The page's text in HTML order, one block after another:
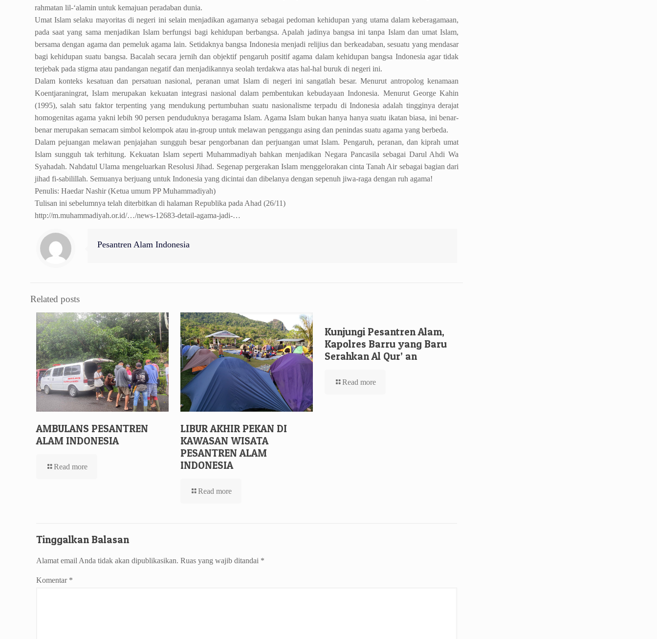
rahmatan lil-‘alamin untuk kemajuan peradaban dunia.
Umat Islam selaku mayoritas di negeri ini selain menjadikan agamanya sebagai pedoman kehidupan yang utama dalam keberagamaan,
pada saat yang sama menjadikan Islam berfungsi bagi kehidupan berbangsa. Apalah jadinya bangsa ini tanpa Islam dan umat Islam,
bersama dengan agama dan pemeluk agama lain. Setidaknya bangsa Indonesia menjadi relijius dan berkeadaban, sesuatu yang mendasar
bagi kehidupan suatu bangsa. Bacalah secara jernih dan objektif pengaruh positif agama dalam kehidupan bangsa Indonesia agar tidak
terjebak pada stigma atau pandangan negatif dan menjadikannya seolah terdakwa atas hal-hal buruk di negeri ini.
Dalam konteks kesatuan dan persatuan nasional, peranan umat Islam di negeri ini sangatlah besar. Menurut antropolog kenamaan
Koentjaraningrat, Islam merupakan kekuatan integrasi nasional dalam pembentukan kebudayaan Indonesia. Menurut George Kahin
(1995), salah satu faktor terpenting yang mendukung pertumbuhan suatu nasionalisme terpadu di Indonesia adalah tingginya derajat
homogenitas agama yakni lebih 90 persen penduduknya beragama Islam. Agama Islam bukan hanya hanya suatu ikatan biasa, ini benar-
benar merupakan semacam simbol kelompok atau in-group untuk melawan penggangu asing dan penindas suatu agama yang berbeda.
Dalam pejuangan melawan penjajahan sungguh besar pengorbanan dan perjuangan umat Islam. Pengaruh, peranan, dan kiprah umat
Islam sungguh tak terhitung. Kekuatan Islam seperti Muhammadiyah bahkan menjadikan Negara Pancasila sebagai Darul Ahdi Wa
Syahadah. Nahdatul Ulama mengeluarkan Resolusi Jihad. Segenap pergerakan Islam menggelorakan cinta Tanah Air sebagai bagian dari
jihad fi-sabilillah. Semuanya berjuang untuk Indonesia yang dicintai dan dibelanya dengan sepenuh jiwa-raga dengan ruh agama!
Penulis: Haedar Nashir (Ketua umum PP Muhammadiyah)
Tulisan ini sebelumnya telah diterbitkan di halaman Republika pada Ahad (26/11)
http://m.muhammadiyah.or.id/…/news-12683-detail-agama-jadi-…
Pesantren Alam Indonesia
Related posts
AMBULANS PESANTREN
ALAM INDONESIA
Read more
LIBUR AKHIR PEKAN DI
KAWASAN WISATA
PESANTREN ALAM
INDONESIA
Read more
Kunjungi Pesantren Alam,
Kapolres Barru yang Baru
Serahkan Al Qur’ an
Read more
Tinggalkan Balasan
Alamat email Anda tidak akan dipublikasikan. Ruas yang wajib ditandai *
Komentar *